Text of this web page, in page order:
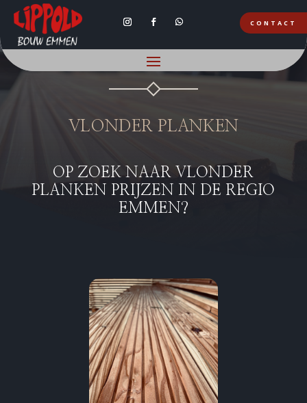
CONTACT
HOUTHANDEL EMMEN
VLONDER PLANKEN
OP ZOEK NAAR VLONDER
PLANKEN PRIJZEN IN DE REGIO
EMMEN?